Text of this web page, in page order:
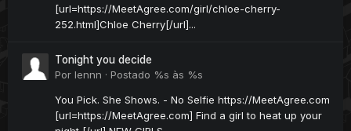
[url=https://MeetAgree.com/girl/chloe-cherry-
252.html]Chloe Cherry[/url]...
Tonight you decide
Por lennn · Postado %s às %s
You Pick. She Shows. - No Selfie https://MeetAgree.com
[url=https://MeetAgree.com] Find a girl to heat up your